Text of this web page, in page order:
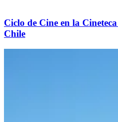
Ciclo de Cine en la
Chile